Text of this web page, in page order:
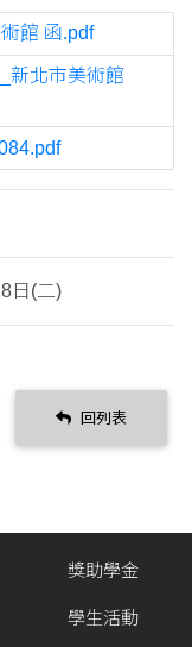
館 函.pdf
新北市美術館
日(二)
回列表
獎助學金
學生活動